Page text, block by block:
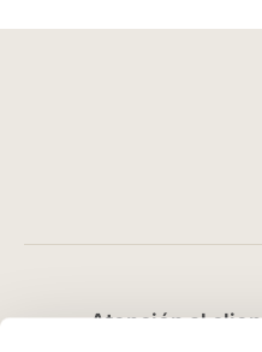
Atención al